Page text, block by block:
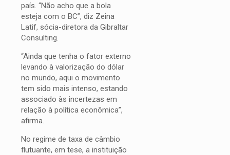
país. “Não acho que a bola
esteja com o BC”, diz Zeina
Latif, sócia-diretora da Gibraltar
Consulting.
“Ainda que tenha o fator externo
levando à valorização do dólar
no mundo, aqui o movimento
tem sido mais intenso, estando
associado às incertezas em
relação à política econômica”,
afirma.
No regime de taxa de câmbio
flutuante, em tese, a instituição